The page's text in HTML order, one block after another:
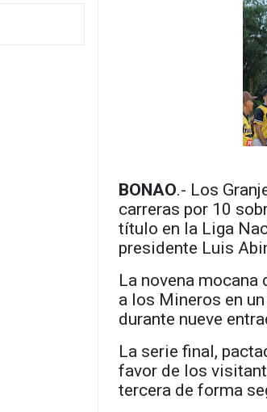
BONAO.- Los
carreras por 10
título en la Liga
presidente Luis
La novena
a los Mineros en
durante nueve
La serie final,
favor de los
tercera de forma